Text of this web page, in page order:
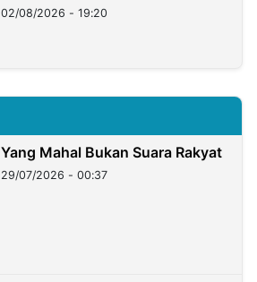
02/08/2026 - 19:20
Yang Mahal Bukan Suara Rakyat
29/07/2026 - 00:37